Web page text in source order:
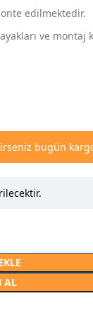
edilmektedir.
ve montaj
bugün
AL